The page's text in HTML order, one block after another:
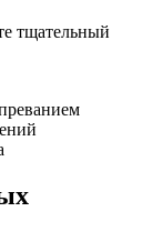
тщательный